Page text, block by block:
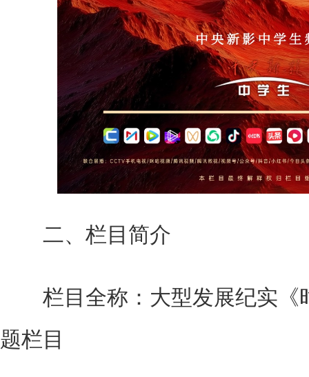
二、栏目简介
栏目全称：大型发展纪实《
题栏目